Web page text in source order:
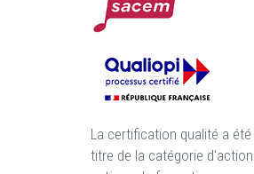
La certification qualité a été
titre de la catégorie